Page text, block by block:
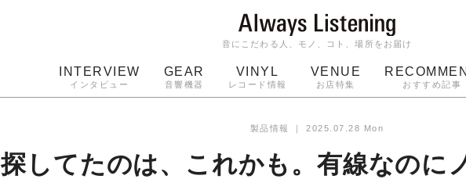
音にこだわる人、モノ、コト、場所をお届け
INTERVIEW
インタビュー
GEAR
音響機器
VINYL
レコード情報
VENUE
お店特集 おすすめ記事
ターンテーブル
製品情報 ｜2025.07.28 Mon
探してたのは、これかも。有線なのに